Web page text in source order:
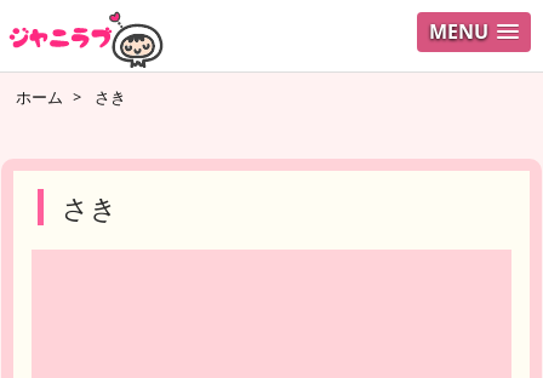
MENU ログイ
ホーム > さき
さき